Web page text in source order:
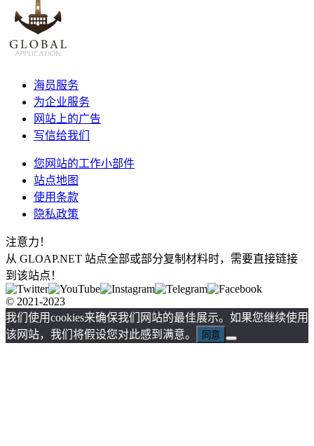
海员服务
为企业服务
网站上的广告
写信给我们
您网站的工作小部件
站点地图
使用条款
隐私政策
注意力！
从 GLOAP.NET 站点全部或部分复制材料时，需要直接链接
到该站点！
© 2021-2023
我们使用cookies来确保我们网站的最佳展示。如果您继续使用
该网站，我们将假设您对此感到满意。
同意